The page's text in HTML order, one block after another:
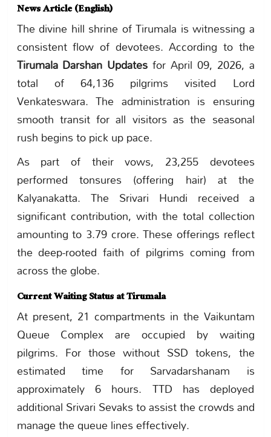
News Article (English)
The divine hill shrine of Tirumala is witnessing a
consistent flow of devotees. According to the
Tirumala Darshan Updates for April 09, 2026, a
total of 64,136 pilgrims visited Lord
Venkateswara. The administration is ensuring
smooth transit for all visitors as the seasonal
rush begins to pick up pace.
As part of their vows, 23,255 devotees
performed tonsures (offering hair) at the
Kalyanakatta. The Srivari Hundi received a
significant contribution, with the total collection
amounting to 3.79 crore. These offerings reflect
the deep-rooted faith of pilgrims coming from
across the globe.
Current Waiting Status at Tirumala
At present, 21 compartments in the Vaikuntam
Queue Complex are occupied by waiting
pilgrims. For those without SSD tokens, the
estimated time for Sarvadarshanam is
approximately 6 hours. TTD has deployed
additional Srivari Sevaks to assist the crowds and
manage the queue lines effectively.